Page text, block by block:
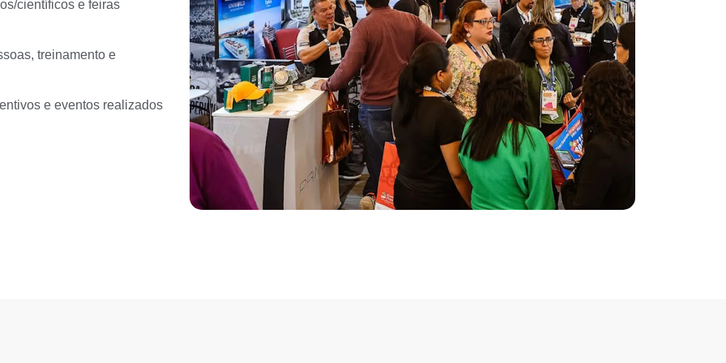
científicos e feiras
treinamento e
e eventos realizados